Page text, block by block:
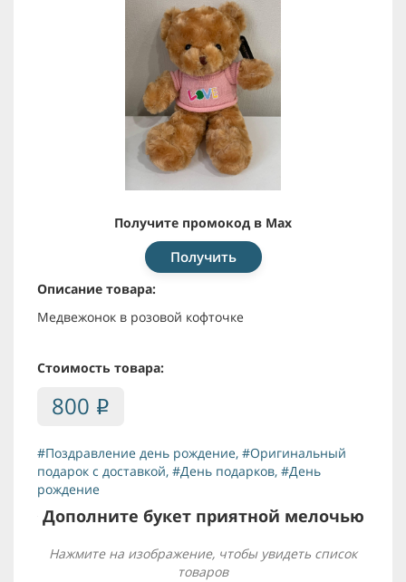
Получите промокод в Max
Получить
Описание товара:
Медвежонок в розовой кофточке
Стоимость товара:
800 i
#Поздравление день рождение, #Оригинальный
подарок с доставкой, #День подарков, #День
рождение
Дополните букет приятной мелочью
Нажмите на изображение, чтобы увидеть список
товаров